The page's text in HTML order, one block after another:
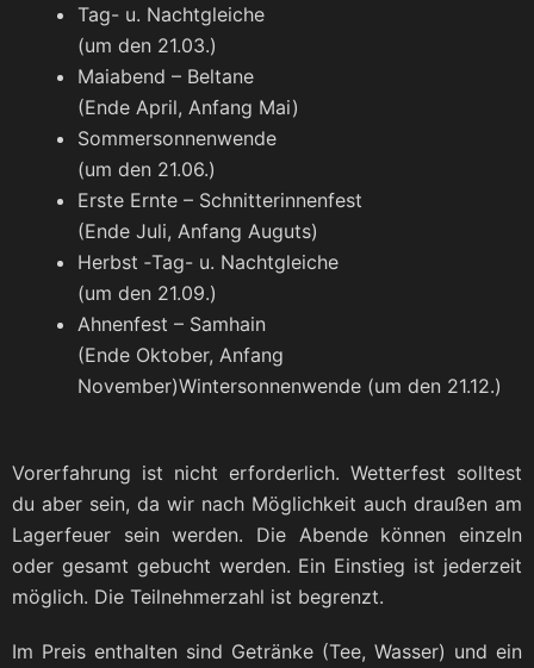
Tag- u. Nacht­glei­che
(um den 21.03.)
Mai­abend – Bel­ta­ne
(Ende April, Anfang Mai)
Som­mer­son­nen­wen­de
(um den 21.06.)
Ers­te Ern­te – Schnit­te­rin­nen­fest
(Ende Juli, Anfang Auguts)
Herbst ‑Tag- u. Nacht­glei­che
(um den 21.09.)
Ahnen­fest – Sam­hain
(Ende Okto­ber, Anfang
November)Wintersonnenwende (um den 21.12.)
Vor­er­fah­rung ist nicht erfor­der­lich. Wet­ter­fest soll­test
du aber sein, da wir nach Mög­lich­keit auch drau­ßen am
Lager­feu­er sein wer­den. Die Aben­de kön­nen ein­zeln
oder gesamt gebucht wer­den. Ein Ein­stieg ist jeder­zeit
mög­lich. Die Teil­neh­mer­zahl ist begrenzt.
Im Preis ent­hal­ten sind Geträn­ke (Tee, Was­ser) und ein